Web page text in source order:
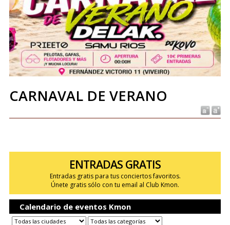
CARNAVAL DE VERANO
ENTRADAS GRATIS
Entradas gratis para tus conciertos favoritos.
Únete gratis sólo con tu email al Club Kmon.
Calendario de eventos Kmon